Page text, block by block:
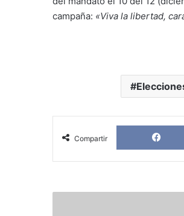
campaña: «Viva la libertad,
Compartir